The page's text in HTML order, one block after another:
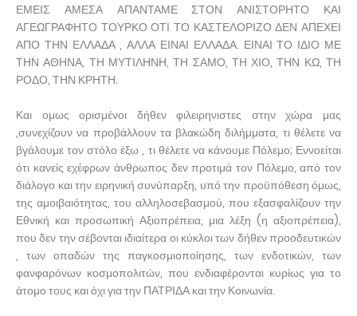
ΕΜΕΙΣ ΑΜΕΣΑ ΑΠΑΝΤΑΜΕ ΣΤΟΝ ΑΝΙΣΤΟΡΗΤΟ ΚΑΙ
ΑΓΕΩΓΡΑΦΗΤΟ ΤΟΥΡΚΟ ΟΤΙ ΤΟ ΚΑΣΤΕΛΟΡΙΖΟ ΔΕΝ ΑΠΕΧΕΙ
ΑΠΟ ΤΗΝ ΕΛΛΑΔΑ , ΑΛΛΑ ΕΙΝΑΙ ΕΛΛΑΔΑ. ΕΙΝΑΙ ΤΟ ΙΔΙΟ ΜΕ
ΤΗΝ ΑΘΗΝΑ, ΤΗ ΜΥΤΙΛΗΝΗ, ΤΗ ΣΑΜΟ, ΤΗ ΧΙΟ, ΤΗΝ ΚΩ, ΤΗ
ΡΟΔΟ, ΤΗΝ ΚΡΗΤΗ.
Και ομως ορισμένοι δήθεν φιλειρηνιστες στην χώρα μας
,συνεχίζουν να προβάλλουν τα βλακώδη διλήμματα, τι θέλετε να
βγάλουμε τον στόλο έξω , τι θέλετε να κάνουμε Πόλεμο; Εννοείται
ότι κανείς εχέφρων άνθρωπος δεν προτιμά τον Πόλεμο, από τον
διάλογο και την ειρηνική συνύπαρξη, υπό την προϋπόθεση όμως,
της αμοιβαιότητας, του αλληλοσεβασμού, που εξασφαλίζουν την
Εθνική και προσωπική Αξιοπρέπεια, μια λέξη (η αξιοπρέπεια),
που δεν την σέβονται ιδιαίτερα οι κύκλοι των δήθεν προοδευτικών
, των οπαδών της παγκοσμιοποίησης, των ενδοτικών, των
φανφαρόνων κοσμοπολιτών, που ενδιαφέρονται κυρίως για το
άτομο τους και όχι για την ΠΑΤΡΙΔΑ και την Κοινωνία.